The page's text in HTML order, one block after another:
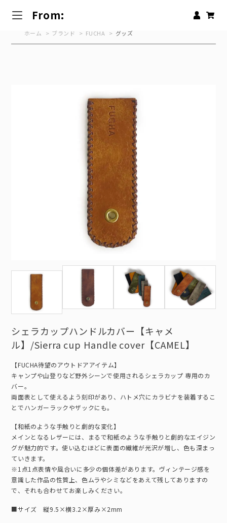
From:
ホーム > ブランド > FUCHA > グッズ
シェラカップハンドルカバー【キャメ
ル】/Sierra cup Handle cover【CAMEL】
【FUCHA待望のアウトドアアイテム】
キャンプや山登りなど野外シーンで使用されるシェラカップ 専用のカ
バー。
両面表として使えるよう刻印があり、ハトメ穴にカラビナを装着するこ
とでハンガーラックやザックにも。
【和紙のような手触りと劇的な変化】
メインとなるレザーには、まるで和紙のような手触りと劇的なエイジン
グが魅力的です。使い込むほどに表面の繊維が光沢が増し、色も深まっ
ていきます。
※1点1点表情や風合いに多少の個体差があります。ヴィンテージ感を
意識した作品の性質上、色ムラやシミなどをあえて残してありますの
で、それも合わせてお楽しみください。
■サイズ 縦9.5×横3.2×厚み×2mm